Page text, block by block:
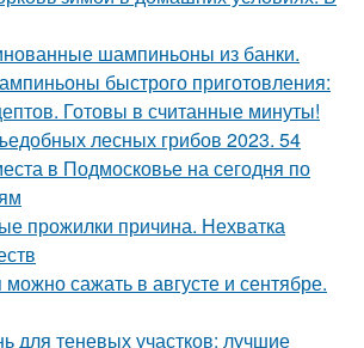
шампиньоны из банки.
быстрого приготовления:
Готовы в считанные минуты!
лесных грибов 2023. 54
в Подмосковье на сегодня по
прожилки причина. Нехватка
сажать в августе и сентябре.
для теневых участков: лучшие